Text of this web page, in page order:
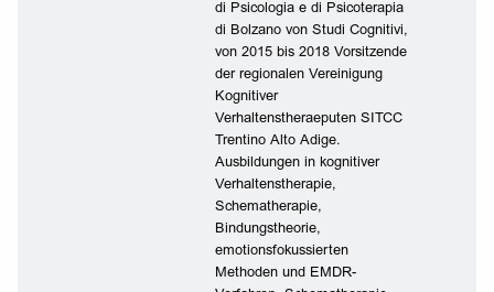
di Psicologia e di Psicoterapia
di Bolzano von Studi Cognitivi,
von 2015 bis 2018 Vorsitzende
der regionalen Vereinigung
Kognitiver
Verhaltenstheraeputen SITCC
Trentino Alto Adige.
Ausbildungen in kognitiver
Verhaltenstherapie,
Schematherapie,
Bindungstheorie,
emotionsfokussierten
Methoden und EMDR-